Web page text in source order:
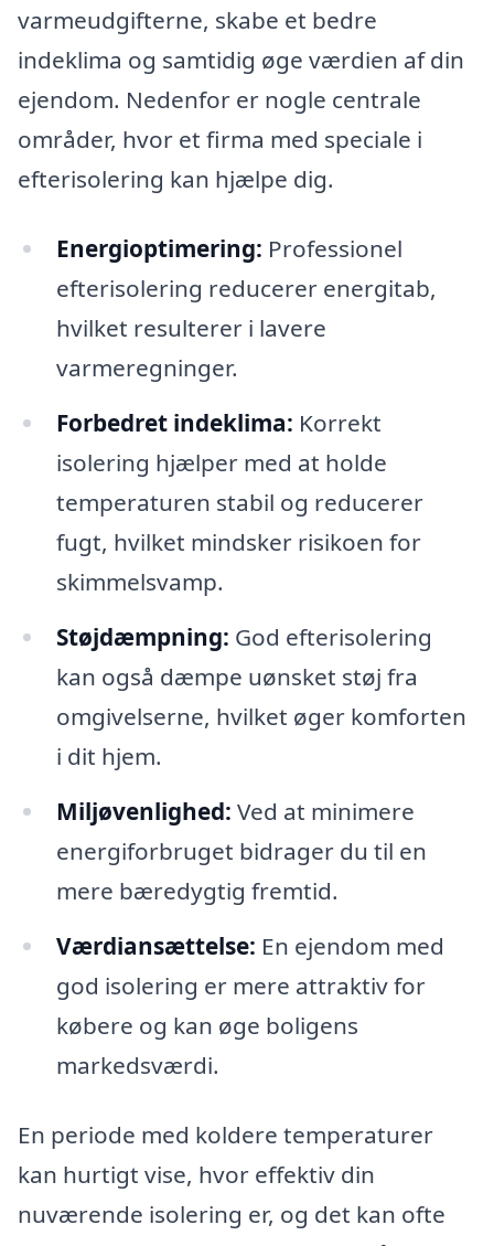
varmeudgifterne, skabe et bedre
indeklima og samtidig øge værdien af din
ejendom. Nedenfor er nogle centrale
områder, hvor et firma med speciale i
efterisolering kan hjælpe dig.
Energioptimering: Professionel
efterisolering reducerer energitab,
hvilket resulterer i lavere
varmeregninger.
Forbedret indeklima: Korrekt
isolering hjælper med at holde
temperaturen stabil og reducerer
fugt, hvilket mindsker risikoen for
skimmelsvamp.
Støjdæmpning: God efterisolering
kan også dæmpe uønsket støj fra
omgivelserne, hvilket øger komforten
i dit hjem.
Miljøvenlighed: Ved at minimere
energiforbruget bidrager du til en
mere bæredygtig fremtid.
Værdiansættelse: En ejendom med
god isolering er mere attraktiv for
købere og kan øge boligens
markedsværdi.
En periode med koldere temperaturer
kan hurtigt vise, hvor effektiv din
nuværende isolering er, og det kan ofte